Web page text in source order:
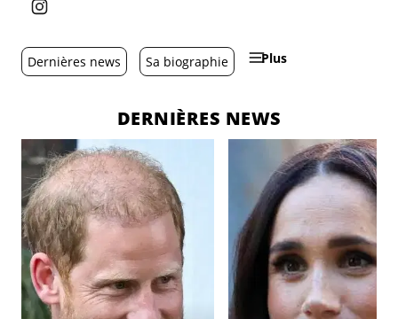
Dernières news Sa biographie Plus
DERNIÈRES NEWS